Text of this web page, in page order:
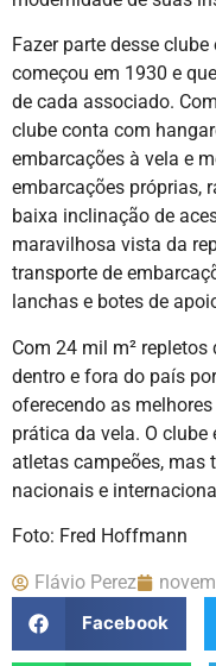
Fazer parte desse
começou em 1930 e
de cada associado.
clube conta com
embarcações à vela e
embarcações próprias,
baixa inclinação de
maravilhosa vista da
transporte de
lanchas e botes de
Com 24 mil m² repletos
dentro e fora do país
oferecendo as
prática da vela. O
atletas campeões, mas
nacionais e
Foto: Fred Hoffmann
Flávio Perez
Facebook